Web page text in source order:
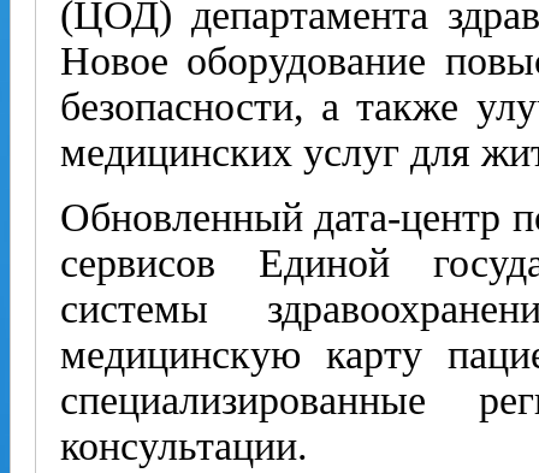
(ЦОД) департамента
Новое оборудование
безопасности, а также
медицинских услуг для
Обновленный дата-центр
сервисов Единой
системы
медицинскую карту
специализированные
консультации.